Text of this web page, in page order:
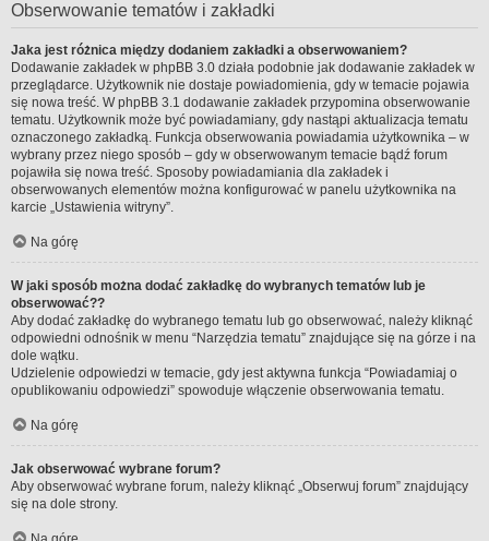
Obserwowanie tematów i zakładki
Jaka jest różnica między dodaniem zakładki a obserwowaniem?
Dodawanie zakładek w phpBB 3.0 działa podobnie jak dodawanie zakładek w
przeglądarce. Użytkownik nie dostaje powiadomienia, gdy w temacie pojawia
się nowa treść. W phpBB 3.1 dodawanie zakładek przypomina obserwowanie
tematu. Użytkownik może być powiadamiany, gdy nastąpi aktualizacja tematu
oznaczonego zakładką. Funkcja obserwowania powiadamia użytkownika – w
wybrany przez niego sposób – gdy w obserwowanym temacie bądź forum
pojawiła się nowa treść. Sposoby powiadamiania dla zakładek i
obserwowanych elementów można konfigurować w panelu użytkownika na
karcie „Ustawienia witryny”.
Na górę
W jaki sposób można dodać zakładkę do wybranych tematów lub je
obserwować??
Aby dodać zakładkę do wybranego tematu lub go obserwować, należy kliknąć
odpowiedni odnośnik w menu “Narzędzia tematu” znajdujące się na górze i na
dole wątku.
Udzielenie odpowiedzi w temacie, gdy jest aktywna funkcja “Powiadamiaj o
opublikowaniu odpowiedzi” spowoduje włączenie obserwowania tematu.
Na górę
Jak obserwować wybrane forum?
Aby obserwować wybrane forum, należy kliknąć „Obserwuj forum” znajdujący
się na dole strony.